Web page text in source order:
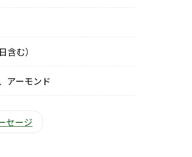
含む）
アーモンド
セージ